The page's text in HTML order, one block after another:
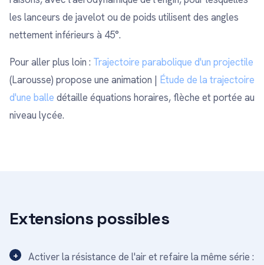
les lanceurs de javelot ou de poids utilisent des angles
nettement inférieurs à 45°.
Pour aller plus loin : Trajectoire parabolique d'un projectile
(Larousse) propose une animation | Étude de la trajectoire
d'une balle détaille équations horaires, flèche et portée au
niveau lycée.
Extensions possibles
Activer la résistance de l'air et refaire la même série :